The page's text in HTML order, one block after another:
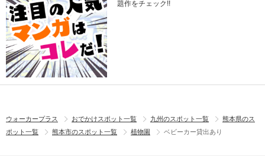
題作をチェック!!
ウォーカープラス おでかけスポット一覧 九州のスポット一覧
熊本県のス
ポット一覧
熊本市のスポット一覧 植物園 ベビーカー貸出あり